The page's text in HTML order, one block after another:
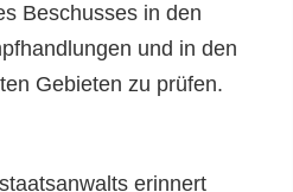
Beschusses in den
und in den
Gebieten zu prüfen.
erinnert